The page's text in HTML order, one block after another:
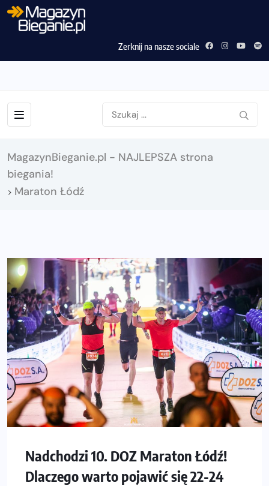
Zerknij na nasze sociale
MagazynBieganie.pl - NAJLEPSZA strona
biegania!
> Maraton Łódź
Nadchodzi 10. DOZ Maraton Łódź!
Dlaczego warto pojawić się 22-24